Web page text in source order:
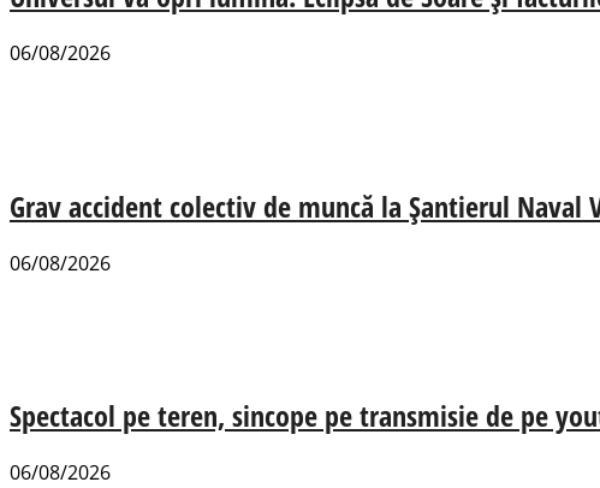
06/08/2026
Grav accident colectiv de muncă la Șantierul Naval
06/08/2026
Spectacol pe teren, sincope pe transmisie de pe
06/08/2026